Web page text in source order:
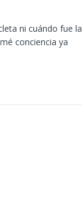
ni cuándo fue la
conciencia ya